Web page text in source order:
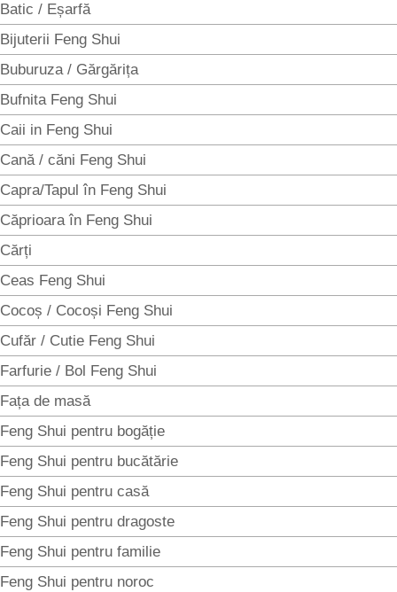
Batic / Eșarfă
Bijuterii Feng Shui
Buburuza / Gărgărița
Bufnita Feng Shui
Caii in Feng Shui
Cană / căni Feng Shui
Capra/Tapul în Feng Shui
Căprioara în Feng Shui
Cărți
Ceas Feng Shui
Cocoș / Cocoși Feng Shui
Cufăr / Cutie Feng Shui
Farfurie / Bol Feng Shui
Fața de masă
Feng Shui pentru bogăție
Feng Shui pentru bucătărie
Feng Shui pentru casă
Feng Shui pentru dragoste
Feng Shui pentru familie
Feng Shui pentru noroc